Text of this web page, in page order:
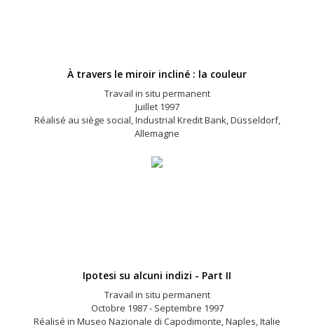
À travers le miroir incliné : la couleur
Travail in situ permanent
Juillet 1997
Réalisé au siège social, Industrial Kredit Bank, Düsseldorf,
Allemagne
Ipotesi su alcuni indizi - Part II
Travail in situ permanent
Octobre 1987 - Septembre 1997
Réalisé in Museo Nazionale di Capodimonte, Naples, Italie